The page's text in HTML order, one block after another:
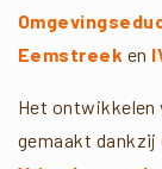
Eemstreek en
Het ontwikkelen
gemaakt dankzij